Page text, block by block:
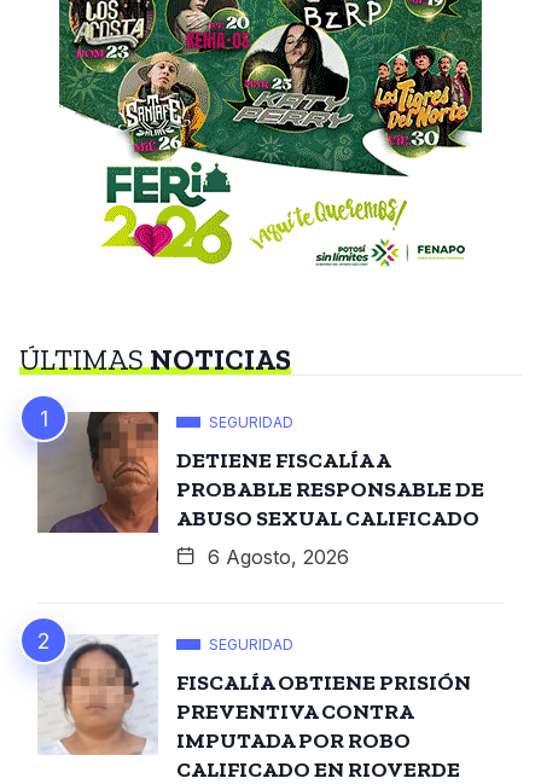
ÚLTIMASNOTICIAS
SEGURIDAD
DETIENE FISCALÍA A
PROBABLE RESPONSABLE DE
ABUSO SEXUAL CALIFICADO
6 Agosto, 2026
SEGURIDAD
FISCALÍA OBTIENE PRISIÓN
PREVENTIVA CONTRA
IMPUTADA POR ROBO
CALIFICADO EN RIOVERDE